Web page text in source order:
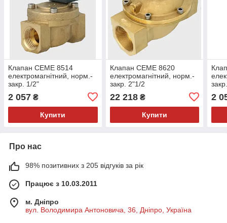
Клапан CEME 8514
електромагнітний, норм.-
закр. 1/2"
2 057 ₴
Купити
Клапан CEME 8620
електромагнітний, норм.-
закр. 2"1/2
22 218₴
Купити
2
Про нас
98% позитивних з 205 відгуків за рік
Працює з 10.03.2011
м. Дніпро
вул. Володимира Антоновича, 36, Дніпро, Україна